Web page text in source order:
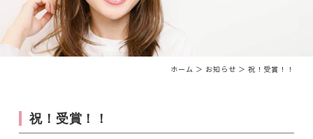
ホーム ＞ お知らせ ＞ 祝！受賞！！
祝！受賞！！